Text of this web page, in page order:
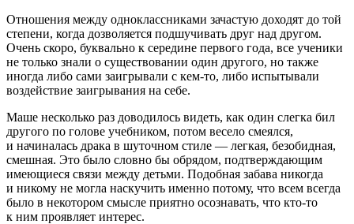
Отношения между одноклассниками зачастую доходят до той
степени, когда дозволяется подшучивать друг над другом.
Очень скоро, буквально к середине первого года, все ученики
не только знали о существовании один другого, но также
иногда либо сами заигрывали с кем-то, либо испытывали
воздействие заигрывания на себе.
Маше несколько раз доводилось видеть, как один слегка бил
другого по голове учебником, потом весело смеялся,
и начиналась драка в шуточном стиле — легкая, безобидная,
смешная. Это было словно бы обрядом, подтверждающим
имеющиеся связи между детьми. Подобная забава никогда
и никому не могла наскучить именно потому, что всем всегда
было в некотором смысле приятно осознавать, что кто-то
к ним проявляет интерес.